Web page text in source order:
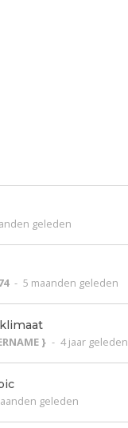
geleden
- 5 maanden geleden
} - 4 jaar geleden
geleden